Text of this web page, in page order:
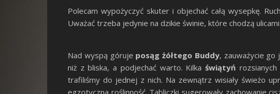
Polecam wypożyczyć skuter i objechać całą wysepkę.
Uważać trzeba jedynie na dzikie świnie, które chodzą
Nad wyspą góruje posąg żółtego Buddy, zauważycie go
niż z bliska, a podjechać warto. Kilka świątyń
trafiliśmy do jednej z nich. Na zewnątrz wisiały świeżo
egzotyczna roślinność. Tabliczki sugerowały zachowanie